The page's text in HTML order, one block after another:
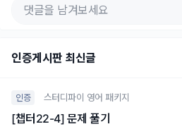
인증게시판 최신글
인증 스터디파이 영어 패키지
[챕터22-4] 문제 풀기